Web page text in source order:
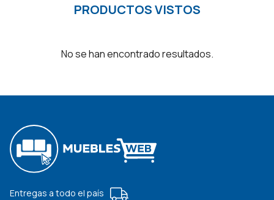
PRODUCTOS VISTOS
No se han encontrado resultados.
Entregas a todo el país